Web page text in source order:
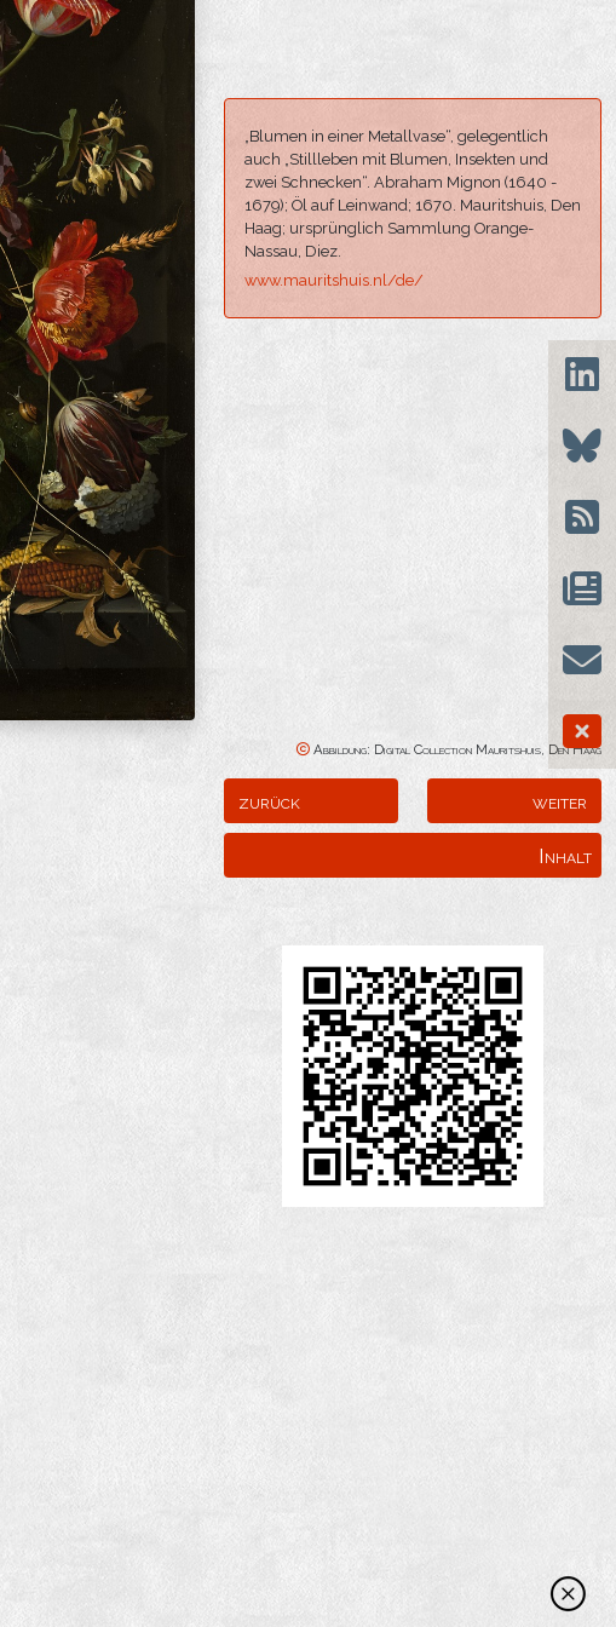
„Blumen in einer Metallvase“, gelegentlich
auch „Stillleben mit Blumen, Insekten und
zwei Schnecken“. Abraham Mignon (1640 -
1679); Öl auf Leinwand; 1670. Mauritshuis, Den
Haag; ursprünglich Sammlung Orange-
Nassau, Diez.
www.mauritshuis.nl/de/
Abbildung: Digital Collection Mauritshuis, Den Haag
zurück weiter
Inhalt